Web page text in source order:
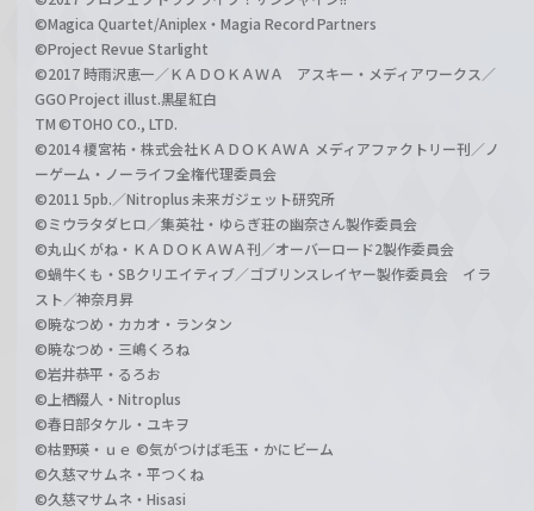
©Magica Quartet/Aniplex・Magia Record Partners
©Project Revue Starlight
©2017 時雨沢恵一／ＫＡＤＯＫＡＷＡ アスキー・メディアワークス／
GGO Project illust.黒星紅白
TM ©TOHO CO., LTD.
©2014 榎宮祐・株式会社ＫＡＤＯＫＡＷＡ メディアファクトリー刊／ノ
ーゲーム・ノーライフ全権代理委員会
©2011 5pb.／Nitroplus 未来ガジェット研究所
©ミウラタダヒロ／集英社・ゆらぎ荘の幽奈さん製作委員会
©丸山くがね・ＫＡＤＯＫＡＷＡ刊／オーバーロード2製作委員会
©蝸牛くも・SBクリエイティブ／ゴブリンスレイヤー製作委員会 イラ
スト／神奈月昇
©暁なつめ・カカオ・ランタン
©暁なつめ・三嶋くろね
©岩井恭平・るろお
©上栖綴人・Nitroplus
©春日部タケル・ユキヲ
©枯野瑛・ｕｅ ©気がつけば毛玉・かにビーム
©久慈マサムネ・平つくね
©久慈マサムネ・Hisasi